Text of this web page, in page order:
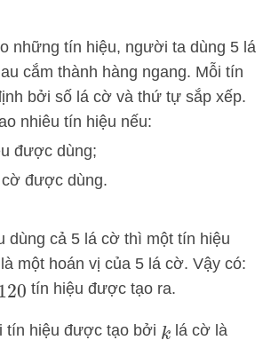
những tín hiệu, người ta dùng 5 lá
cắm thành hàng ngang. Mỗi tín
bởi số lá cờ và thứ tự sắp xếp.
nhiêu tín hiệu nếu:
được dùng;
được dùng.
dùng cả 5 lá cờ thì một tín hiệu
một hoán vị của 5 lá cờ. Vậy có:
tín hiệu được tạo ra.
tín hiệu được tạo bởi k lá cờ là